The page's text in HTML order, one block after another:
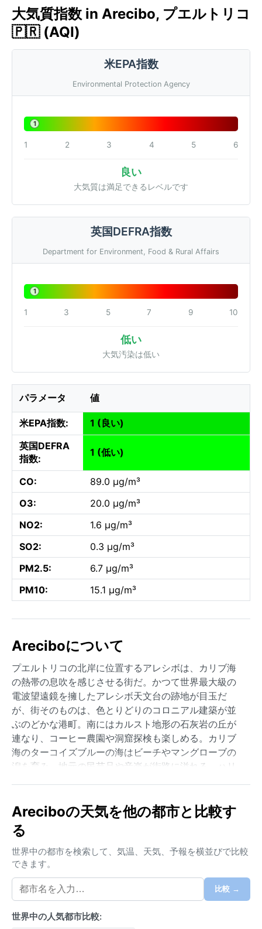
大気質指数 in Arecibo, プエルトリコ
🇵🇷 (AQI)
米EPA指数
Environmental Protection Agency
1
1 2 3 4 5 6
良い
大気質は満足できるレベルです
英国DEFRA指数
Department for Environment, Food & Rural Affairs
1
1 3 5 7 9 10
低い
大気汚染は低い
パラメータ 値
米EPA指数:
1 (良い)
英国DEFRA
指数:
1 (低い)
CO:
89.0 µg/m³
O3:
20.0 µg/m³
NO2:
1.6 µg/m³
SO2:
0.3 µg/m³
PM2.5:
6.7 µg/m³
PM10:
15.1 µg/m³
Areciboについて
プエルトリコの北岸に位置するアレシボは、カリブ海
の熱帯の息吹を感じさせる街だ。かつて世界最大級の
電波望遠鏡を擁したアレシボ天文台の跡地が目玉だ
が、街そのものは、色とりどりのコロニアル建築が並
ぶのどかな港町。南にはカルスト地形の石灰岩の丘が
連なり、コーヒー農園や洞窟探検も楽しめる。カリブ
海のターコイズブルーの海はビーチやマングローブの
潟を育み、地元の民芸品や音楽が街路に溢れる。ハリ
だ。
気候区分はケッペンのAf（熱帯雨林気候）に属し、年
～9月）は30℃を超える日も珍しくない。冬（12～2
月）でも日中は28℃程度と温暖で、冷房が欠かせな
い。降雨は一年中見られ、特に5月から11月は雨量が多
く、短時間のスコールが頻発する。湿度は常に80％前
後と高く、ベタつく印象。服装は通気性の良いコット
Areciboの天気を他の都市と比較す
る
世界中の都市を検索して、気温、天気、予報を横並びで比較
できます。
比較 →
世界中の人気都市比較: